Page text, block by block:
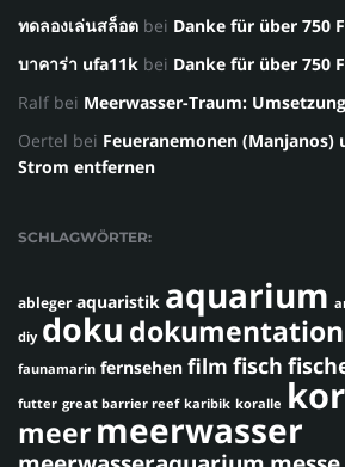
ทดลองเล่นสล็อต bei Danke für über 750
บาคาร่า ufa11k bei Danke für über 750
Ralf bei Meerwasser-Traum:
Oertel bei Feueranemonen (Manjanos)
Strom entfernen
SCHLAGWÖRTER:
ableger aquaristik aquarium
diy doku dokumentation
faunamarin fernsehen film fisch
futter great barrier reef karibik koralle
meermeerwasser